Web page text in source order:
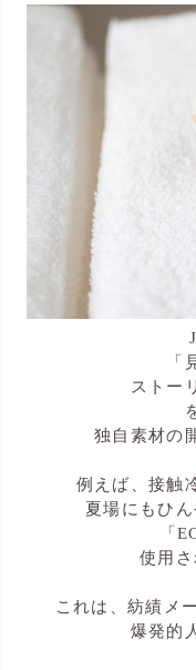
「
ストー
独自素材の
例えば、接触
夏場にもひ
「
使用さ
これは、紡績メ
爆発的